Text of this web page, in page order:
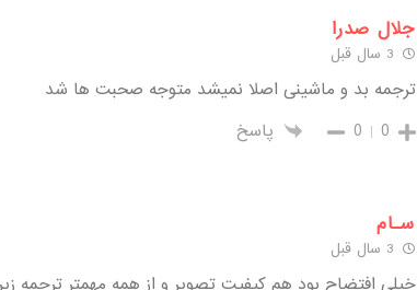
جلال صدرا
ترجمه بد و ماشینی اصلا نمیشد متوجه صحبت ها شد
0
0 پاسخ
سـام
خیلی افتضاح بود هم کیفیت تصویر و از همه مهمتر ترجمه